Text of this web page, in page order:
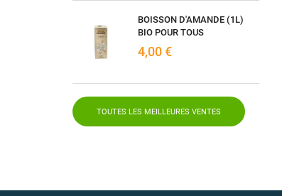
BOISSON D'AMANDE (1L)
BIO POUR TOUS
4,00 €
TOUTES LES MEILLEURES VENTES